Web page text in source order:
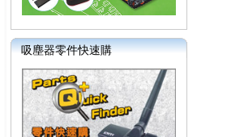
吸塵器零件快速購